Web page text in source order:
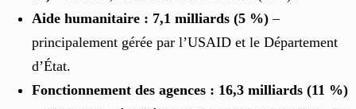
Aide humanitaire : 7,1 milliards (5 %) –
principalement gérée par l’USAID et le Département
d’État.
Fonctionnement des agences : 16,3 milliards (11 %)